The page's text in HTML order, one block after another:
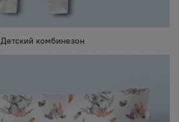
Детский комбинезон